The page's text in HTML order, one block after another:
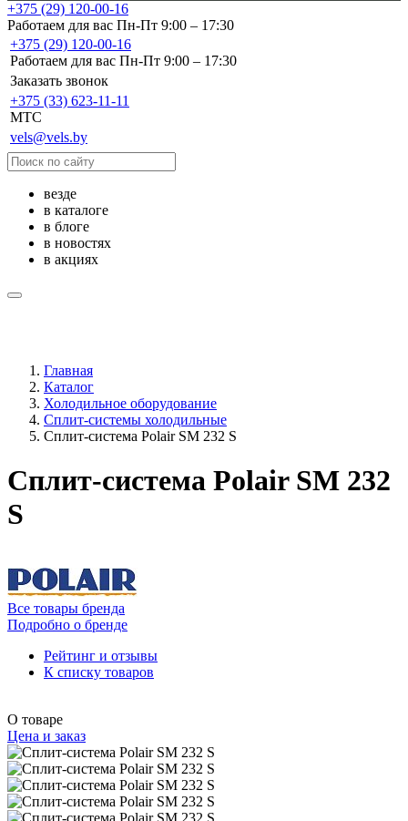
+375 (29) 120-00-16
Работаем для вас Пн-Пт 9:00 – 17:30
+375 (29) 120-00-16
Работаем для вас Пн-Пт 9:00 – 17:30
Заказать звонок
+375 (33) 623-11-11
MTC
vels@vels.by
везде
в каталоге
в блоге
в новостях
в акциях
Главная
Каталог
Холодильное оборудование
Сплит-системы холодильные
Сплит-система Polair SM 232 S
Сплит-система Polair SM 232
S
Все товары бренда
Подробно о бренде
Рейтинг и отзывы
К списку товаров
О товаре
Цена и заказ